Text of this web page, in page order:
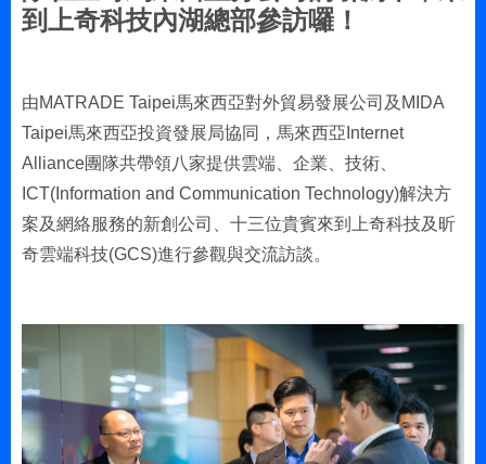
到上奇科技內湖總部參訪囉！
由MATRADE Taipei馬來西亞對外貿易發展公司及MIDA
Taipei馬來西亞投資發展局協同，馬來西亞Internet
Alliance團隊共帶領八家提供雲端、企業、技術、
ICT(Information and Communication Technology)解決方
案及網絡服務的新創公司、十三位貴賓來到上奇科技及昕
奇雲端科技(GCS)進行參觀與交流訪談。